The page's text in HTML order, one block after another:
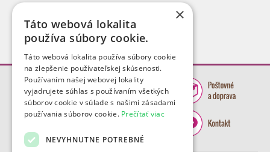
×
Táto webová lokalita
používa súbory cookie.
Táto webová lokalita používa súbory cookie
na zlepšenie používateľskej skúsenosti.
Používaním našej webovej lokality
vyjadrujete súhlas s používaním všetkých
súborov cookie v súlade s našimi zásadami
používania súborov cookie. Prečítať viac
NEVYHNUTNE POTREBNÉ